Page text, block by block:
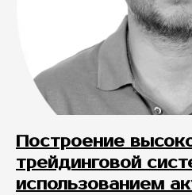
Построение
трейдинговой
использованием